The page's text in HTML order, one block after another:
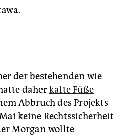
der bestehenden wie
daherkalte Füße
Abbruch des Projekts
keine Rechtssicherheit
Morgan wollte